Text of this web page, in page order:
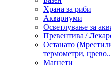
Храна за риби
Аквариуми
Осветлување за
Превентива /
Останато
термометри,
Магнети